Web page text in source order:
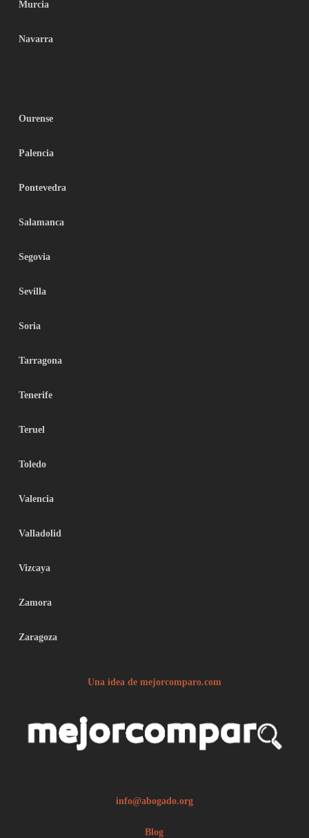
Murcia
Navarra
Ourense
Palencia
Pontevedra
Salamanca
Segovia
Sevilla
Soria
Tarragona
Tenerife
Teruel
Toledo
Valencia
Valladolid
Vizcaya
Zamora
Zaragoza
Una idea de mejorcomparo.com
info@abogado.org
Blog